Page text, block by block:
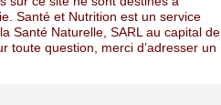
Santé et Nutrition est un service
Santé Naturelle, SARL au capital de
toute question, merci d’adresser un